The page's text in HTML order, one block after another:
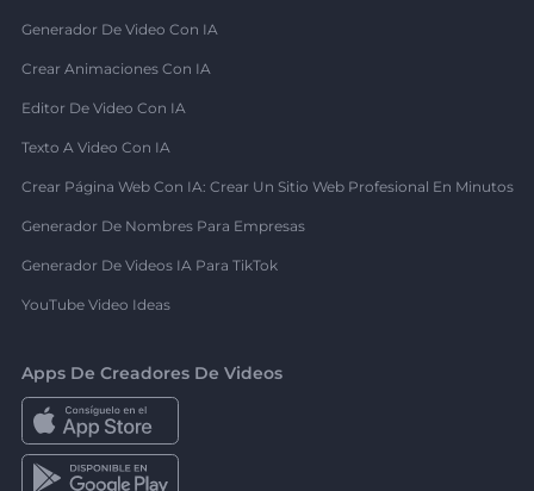
Generador De Video Con IA
Crear Animaciones Con IA
Editor De Video Con IA
Texto A Video Con IA
Crear Página Web Con IA: Crear Un Sitio Web Profesional En Minutos
Generador De Nombres Para Empresas
Generador De Videos IA Para TikTok
YouTube Video Ideas
Apps De Creadores De Videos